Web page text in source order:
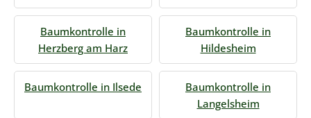
Baumkontrolle in
Herzberg am Harz
Baumkontrolle in
Hildesheim
Baumkontrolle in Ilsede
Baumkontrolle in
Langelsheim